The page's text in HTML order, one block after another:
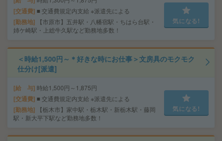
交通費 ■ 交通費規定内支給 ※派遣先による
勤務地
【市原市】五井駅・八幡宿駅・ちはら台駅・
姉ケ崎駅・上総牛久駅など勤務地多数！
気になる!
＜時給1,500円～＊好きな時にお仕事＞文房具のモクモク
仕分け[派遣]
給 与 時給1,500円～1,875円
交通費 ■ 交通費規定内支給 ※派遣先による
勤務地
【栃木市】家中駅・栃木駅・新栃木駅・藤岡
駅・新大平下駅など勤務地多数！
気になる!